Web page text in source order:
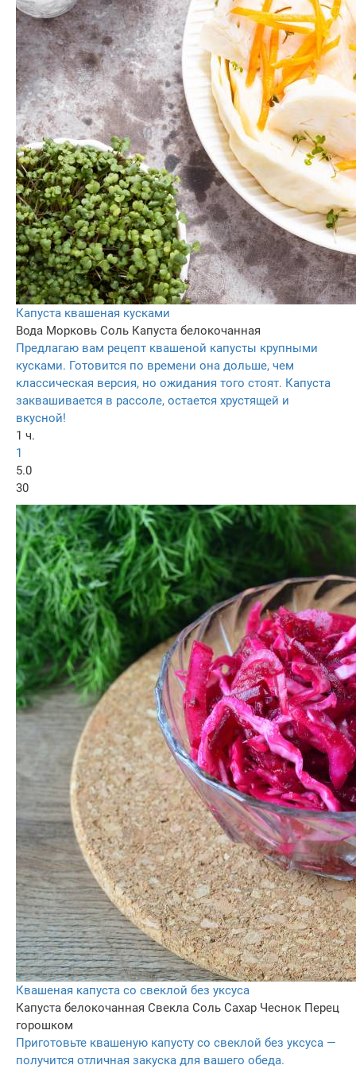
Капуста квашеная кусками
Вода Морковь Соль Капуста белокочанная
Предлагаю вам рецепт квашеной капусты крупными
кусками. Готовится по времени она дольше, чем
классическая версия, но ожидания того стоят. Капуста
заквашивается в рассоле, остается хрустящей и
вкусной!
1 ч.
1
5.0
30
Квашеная капуста со свеклой без уксуса
Капуста белокочанная Свекла Соль Сахар Чеснок Перец
горошком
Приготовьте квашеную капусту со свеклой без уксуса —
получится отличная закуска для вашего обеда.